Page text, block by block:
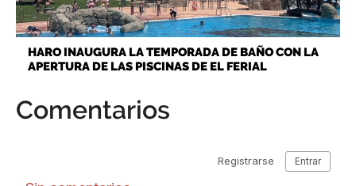
HARO INAUGURA LA TEMPORADA DE BAÑO CON LA
APERTURA DE LAS PISCINAS DE EL FERIAL
Comentarios